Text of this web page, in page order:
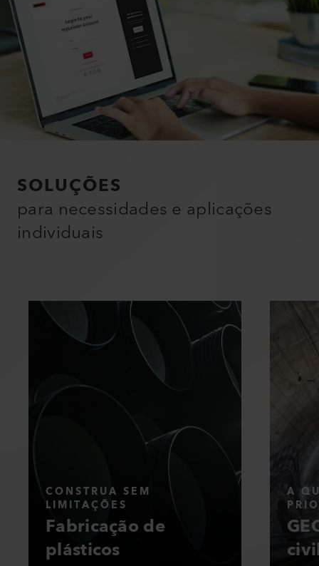
SOLUÇÕES
para necessidades e aplicações
individuais
CONSTRUA SEM
LIMITAÇÕES
Fabricação de
plásticos
A